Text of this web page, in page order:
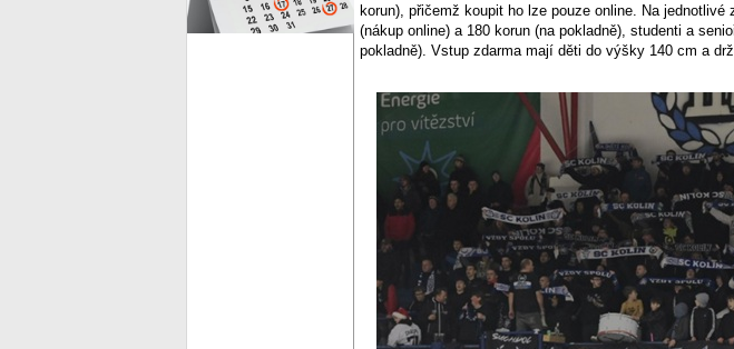
korun), přičemž koupit ho lze pouze online. Na
(nákup online) a 180 korun (na pokladně), studenti a
pokladně). Vstup zdarma mají děti do výšky 140 cm a